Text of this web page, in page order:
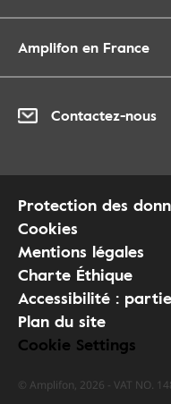
Amplifon en France
Contactez-nous
Protection des
Cookies
Mentions légales
Charte Éthique
Accessibilité :
Plan du site
Cookie Settings
© Amplifon, 2026 - VAT NO.